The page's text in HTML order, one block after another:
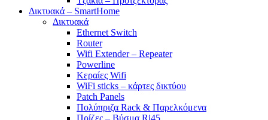
Δικτυακά – SmartHome
Δικτυακά
Ethernet Switch
Router
Wifi Extender – Repeater
Powerline
Κεραίες Wifi
WiFi sticks – κάρτες δικτύου
Patch Panels
Πολύπριζα Rack & Παρελκόμενα